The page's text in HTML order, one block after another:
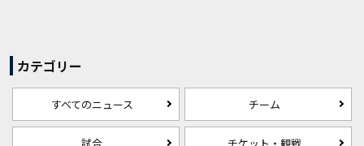
カテゴリー
すべてのニュース チーム
試合 チケット・観戦